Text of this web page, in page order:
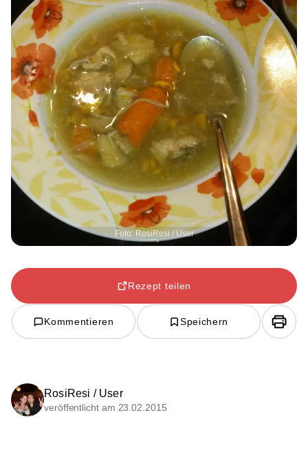
Foto: RosiResi / User
Rezept teilen
Kommentieren Speichern
RosiResi / User
veröffentlicht am 23.02.2015